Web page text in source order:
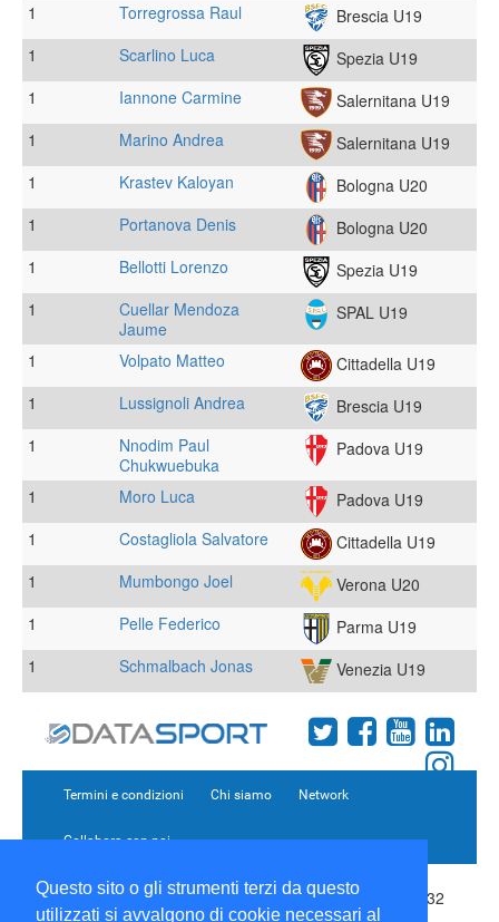
Questo sito o gli strumenti terzi da questo
utilizzati si avvalgono di cookie necessari al
1
Torregrossa Raul
Brescia U19
1
Scarlino Luca
Spezia U19
1
Iannone Carmine
Salernitana U19
1
Marino Andrea
Salernitana U19
1
Krastev Kaloyan
Bologna U20
1
Portanova Denis
Bologna U20
1
Bellotti Lorenzo
Spezia U19
1
Cuellar Mendoza
Jaume
SPAL U19
1 Volpato Matteo
Cittadella U19
1
Lussignoli Andrea
Brescia U19
1
Nnodim Paul
Chukwuebuka
Padova U19
1 Moro Luca
Padova U19
1
Costagliola Salvatore
Cittadella U19
1
Mumbongo Joel
Verona U20
1
Pelle Federico
Parma U19
1
Schmalbach Jonas Venezia U19
Termini e condizioni Chi siamo Network
Collabora con noi
Copyright 1995-2026 ©Wise SrlVia Palmanova 8 20132